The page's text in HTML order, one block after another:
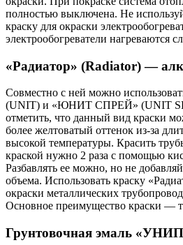
полностью выключена. Не
краску для окраски
электрообогреватели нагреваются
«Радиатор» (Radiator) —
Совместно с ней можно
(UNIT) и «ЮНИТ СПРЕЙ» (UNIT
отметить, что данный вид краски
более желтоватый оттенок из-за
высокой температуры. Красить
краской нужно 2 раза с помощью
Разбавлять ее можно, но не
объема. Использовать краску
окраски металлических
Основное преимущество краски —
Грунтовочная эмаль